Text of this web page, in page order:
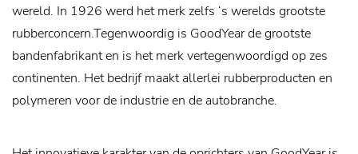
wereld. In 1926 werd het merk zelfs ‘s werelds grootste
rubberconcern.Tegenwoordig is GoodYear de grootste
bandenfabrikant en is het merk vertegenwoordigd op zes
continenten. Het bedrijf maakt allerlei rubberproducten en
polymeren voor de industrie en de autobranche.